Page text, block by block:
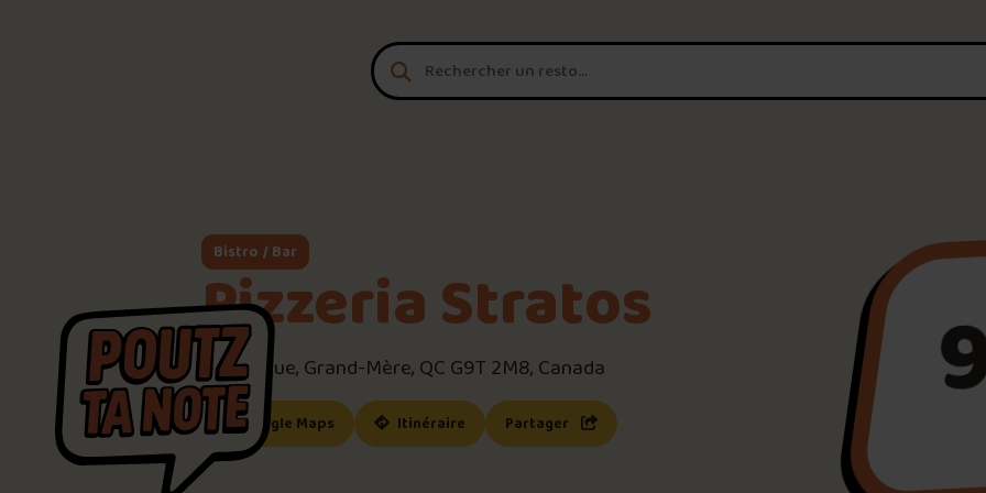
T'es un vrai
Connecte-toipour POUTZ ta
Trouve une POUTZ sur la
Palmarès des meilleures
Bistro / Bar
Pizzeria Stratos
491 7E Rue, Grand-Mère, QC G9T 2M8, Canada
Google Maps (ce lien s’ouvrira dans une nouvelle fenêtre)
Itinéraire (ce lien s’ouvrira dans une nouvelle fenêtre)
Partager